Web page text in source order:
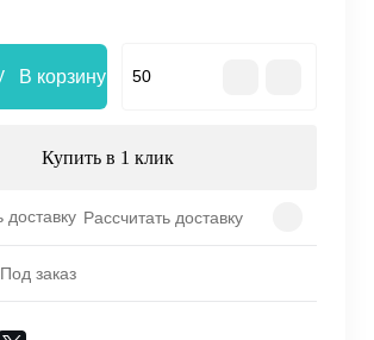
В корзину
Купить в 1 клик
Рассчитать доставку
Под заказ